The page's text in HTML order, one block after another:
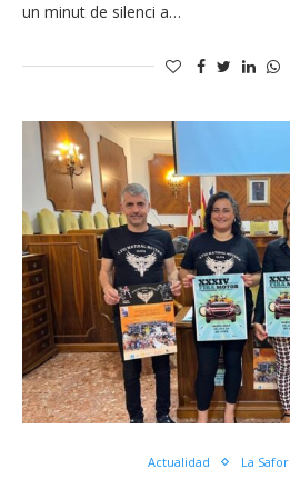
un minut de silenci a…
Actualidad La Safor